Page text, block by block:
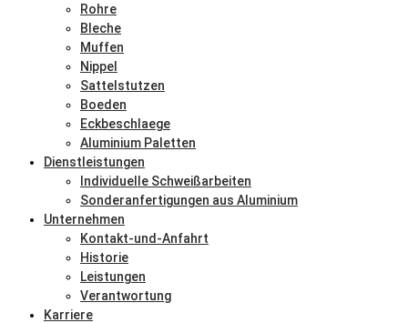
Rohre
Bleche
Muffen
Nippel
Sattelstutzen
Boeden
Eckbeschlaege
Aluminium Paletten
Dienstleistungen
Individuelle Schweißarbeiten
Sonderanfertigungen aus Aluminium
Unternehmen
Kontakt-und-Anfahrt
Historie
Leistungen
Verantwortung
Karriere